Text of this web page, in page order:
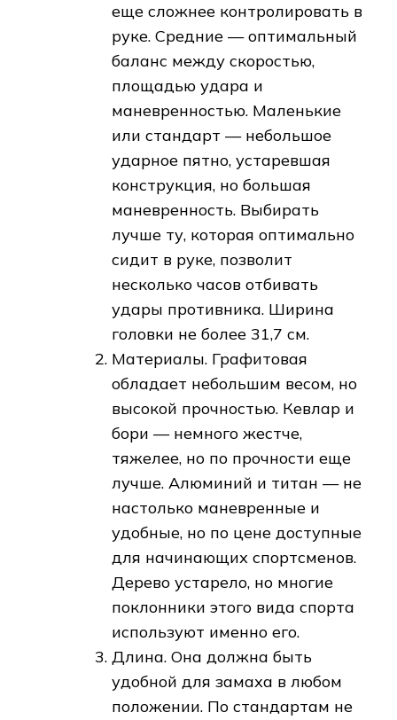
еще сложнее контролировать в
руке. Средние — оптимальный
баланс между скоростью,
площадью удара и
маневренностью. Маленькие
или стандарт — небольшое
ударное пятно, устаревшая
конструкция, но большая
маневренность. Выбирать
лучше ту, которая оптимально
сидит в руке, позволит
несколько часов отбивать
удары противника. Ширина
головки не более 31,7 см.
Материалы. Графитовая
обладает небольшим весом, но
высокой прочностью. Кевлар и
бори — немного жестче,
тяжелее, но по прочности еще
лучше. Алюминий и титан — не
настолько маневренные и
удобные, но по цене доступные
для начинающих спортсменов.
Дерево устарело, но многие
поклонники этого вида спорта
используют именно его.
Длина. Она должна быть
удобной для замаха в любом
положении. По стандартам не